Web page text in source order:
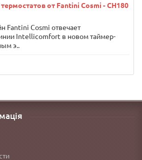
от Fantini Cosmi - CH180
Fantini Cosmi отвечает
Intellicomfort в новом таймер-
э..